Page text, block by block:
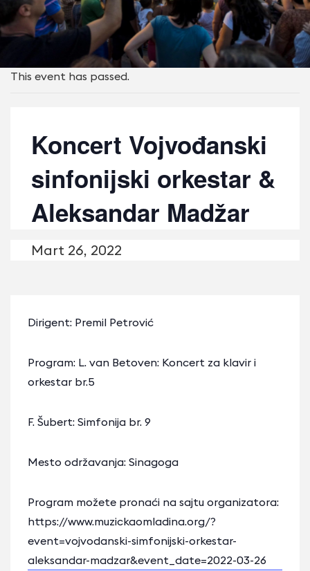
This event has passed.
Koncert Vojvođanski
sinfonijski orkestar &
Aleksandar Madžar
Mart 26, 2022
Dirigent: Premil Petrović
Program: L. van Betoven: Koncert za klavir i
orkestar br.5
F. Šubert: Simfonija br. 9
Mesto održavanja: Sinagoga
Program možete pronaći na sajtu organizatora:
https://www.muzickaomladina.org/?
event=vojvodanski-simfonijski-orkestar-
aleksandar-madzar&event_date=2022-03-26